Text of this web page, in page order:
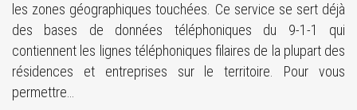
les zones géographiques touchées. Ce service se sert déjà
des bases de données téléphoniques du 9-1-1 qui
contiennent les lignes téléphoniques filaires de la plupart des
résidences et entreprises sur le territoire. Pour vous
permettre…